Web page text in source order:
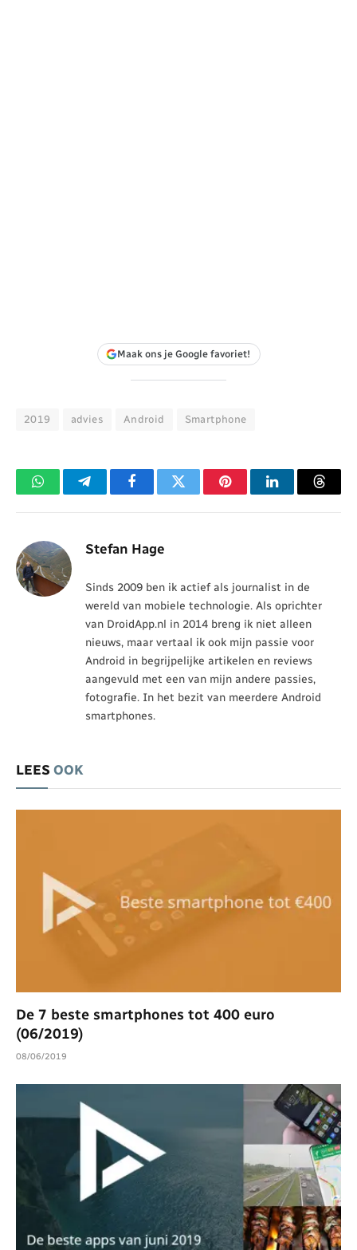
Maak ons je Google favoriet!
2019 advies Android Smartphone
WhatsAppTelegramFacebookTwitter PinterestLinkedIn
Stefan Hage
Sinds 2009 ben ik actief als journalist in de
wereld van mobiele technologie. Als oprichter
van DroidApp.nl in 2014 breng ik niet alleen
nieuws, maar vertaal ik ook mijn passie voor
Android in begrijpelijke artikelen en reviews
aangevuld met een van mijn andere passies,
fotografie. In het bezit van meerdere Android
smartphones.
LEES OOK
De 7 beste smartphones tot 400 euro
(06/2019)
08/06/2019